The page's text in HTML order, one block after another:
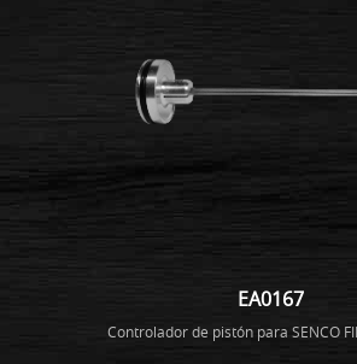
EA0167
Controlador de pistón para SENCO